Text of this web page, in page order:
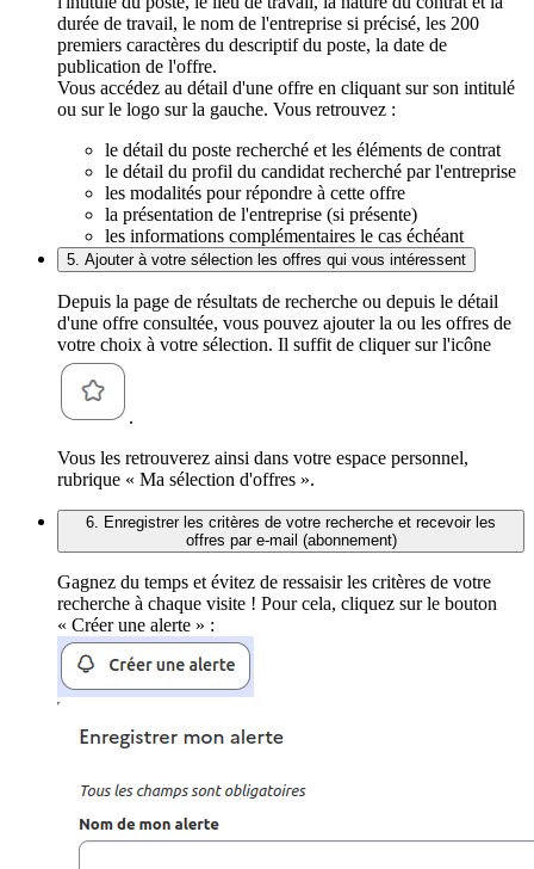
durée de travail, le nom de l'entreprise si précisé, les 200
premiers caractères du descriptif du poste, la date de
publication de l'offre.
Vous accédez au détail d'une offre en cliquant sur son intitulé
ou sur le logo sur la gauche. Vous retrouvez :
le détail du poste recherché et les éléments de contrat
le détail du profil du candidat recherché par l'entreprise
les modalités pour répondre à cette offre
la présentation de l'entreprise (si présente)
les informations complémentaires le cas échéant
5. Ajouter à votre sélection les offres qui vous intéressent
Depuis la page de résultats de recherche ou depuis le détail
d'une offre consultée, vous pouvez ajouter la ou les offres de
votre choix à votre sélection. Il suffit de cliquer sur l'icône
.
Vous les retrouverez ainsi dans votre espace personnel,
rubrique « Ma sélection d'offres ».
6. Enregistrer les critères de votre recherche et recevoir les
offres par e-mail (abonnement)
Gagnez du temps et évitez de ressaisir les critères de votre
recherche à chaque visite ! Pour cela, cliquez sur le bouton
« Créer une alerte » :